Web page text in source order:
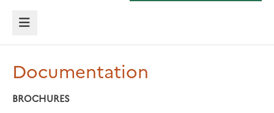
MENU
Documentation
BROCHURES